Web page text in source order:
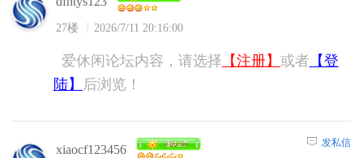
27楼 2026/7/11 20:16:00
爱休闲论坛内容，请选择 【注册】 或者 【登
陆】
后浏览！
xiaocf123456 发私信